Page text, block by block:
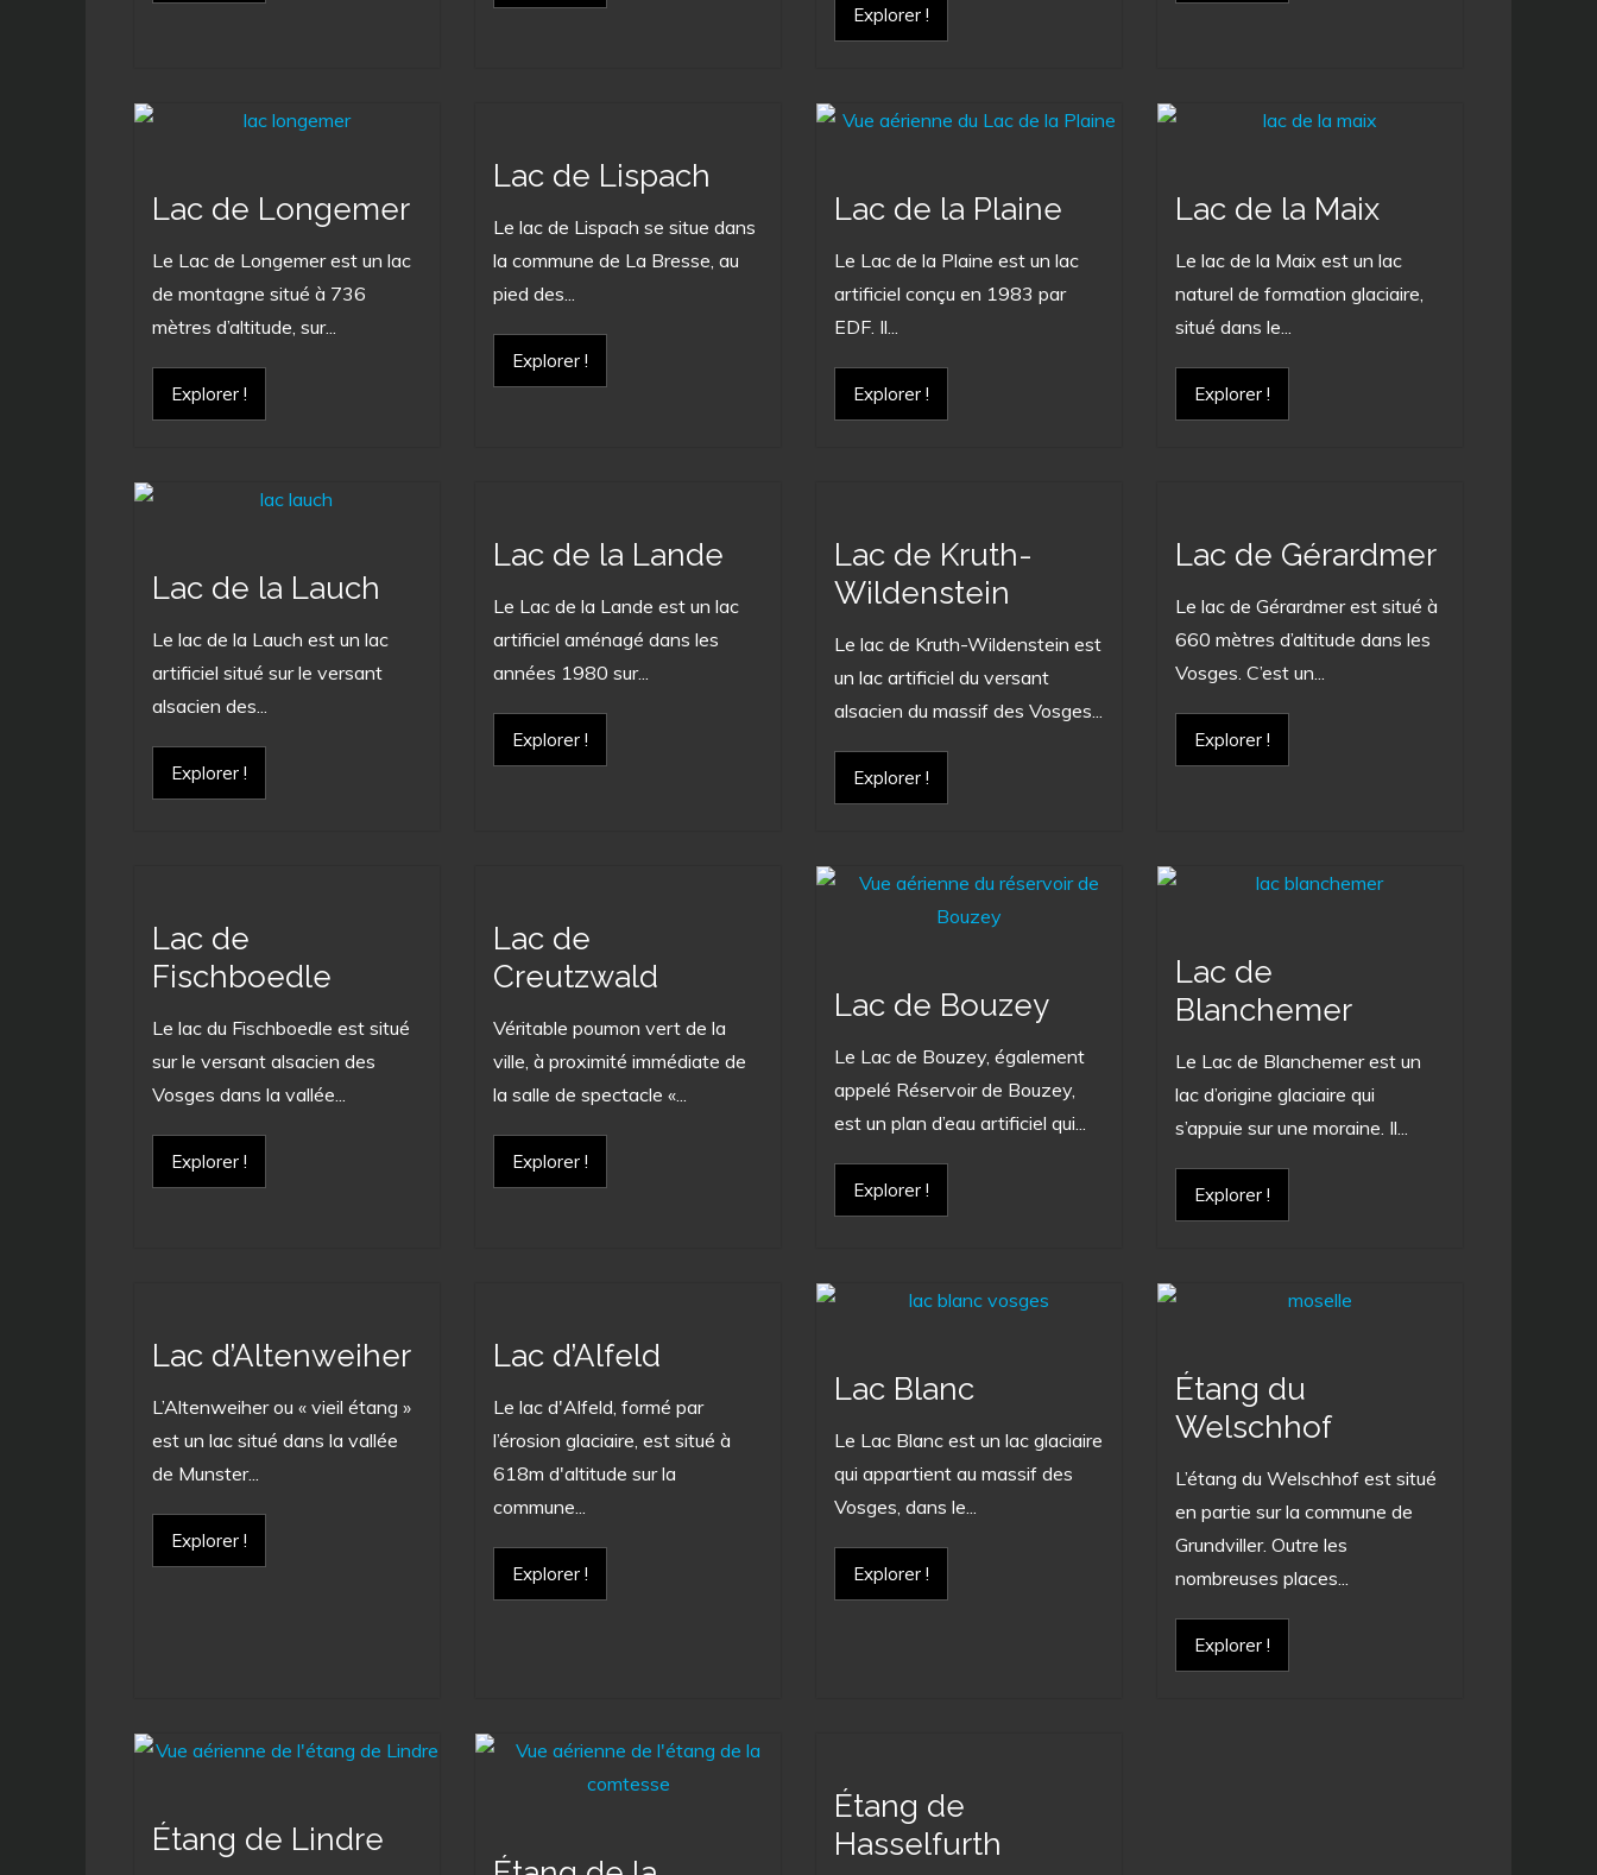
Explorer !
Lac de Longemer
Le Lac de Longemer est un lac
de montagne situé à 736
mètres d’altitude, sur...
Explorer !
Lac de Lispach
Le lac de Lispach se situe dans
la commune de La Bresse, au
pied des...
Explorer !
Lac de la Plaine
Le Lac de la Plaine est un lac
artificiel conçu en 1983 par
EDF. Il...
Explorer !
Lac de la Maix
Le lac de la Maix est un lac
naturel de formation glaciaire,
situé dans le...
Explorer !
Lac de la Lauch
Le lac de la Lauch est un lac
artificiel situé sur le versant
alsacien des...
Explorer !
Lac de la Lande
Le Lac de la Lande est un lac
artificiel aménagé dans les
années 1980 sur...
Explorer !
Lac de Kruth-
Wildenstein
Le lac de Kruth-Wildenstein est
un lac artificiel du versant
alsacien du massif des Vosges...
Explorer !
Lac de Gérardmer
Le lac de Gérardmer est situé à
660 mètres d’altitude dans les
Vosges. C’est un...
Explorer !
Lac de
Fischboedle
Le lac du Fischboedle est situé
sur le versant alsacien des
Vosges dans la vallée...
Explorer !
Lac de
Creutzwald
Véritable poumon vert de la
ville, à proximité immédiate de
la salle de spectacle «...
Explorer !
Lac de Bouzey
Le Lac de Bouzey, également
appelé Réservoir de Bouzey,
est un plan d’eau artificiel qui...
Explorer !
Lac de
Blanchemer
Le Lac de Blanchemer est un
lac d’origine glaciaire qui
s’appuie sur une moraine. Il...
Explorer !
Lac d’Altenweiher
L’Altenweiher ou « vieil étang »
est un lac situé dans la vallée
de Munster...
Explorer !
Lac d’Alfeld
Le lac d'Alfeld, formé par
l’érosion glaciaire, est situé à
618m d'altitude sur la
commune...
Explorer !
Lac Blanc
Le Lac Blanc est un lac glaciaire
qui appartient au massif des
Vosges, dans le...
Explorer !
Étang du
Welschhof
L’étang du Welschhof est situé
en partie sur la commune de
Grundviller. Outre les
nombreuses places...
Explorer !
Étang de Lindre
Étang de
Hasselfurth